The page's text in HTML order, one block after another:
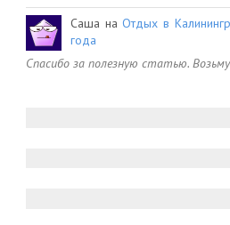
Саша наОтдых в
года
Спасибо за полезную статью.